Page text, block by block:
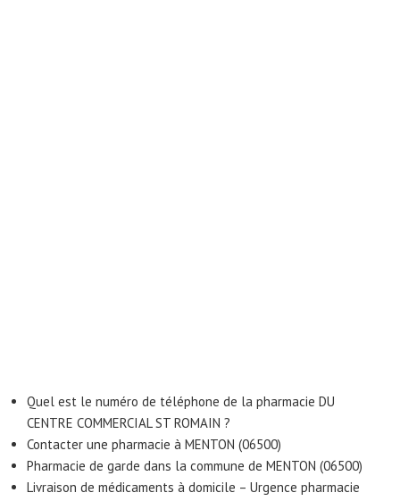
Quel est le numéro de téléphone de la pharmacie DU
CENTRE COMMERCIAL ST ROMAIN ?
Contacter une pharmacie à MENTON (06500)
Pharmacie de garde dans la commune de MENTON (06500)
Livraison de médicaments à domicile – Urgence pharmacie